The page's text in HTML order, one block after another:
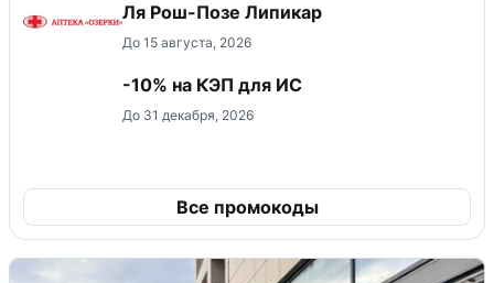
Ля Рош-Позе Липикар
До 15 августа, 2026
-10% на КЭП для ИС
До 31 декабря, 2026
Все промокоды